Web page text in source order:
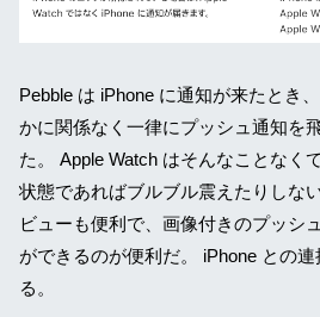
Pebble は iPhone に通知が来たとき
かに関係なく一律にプッシュ通知を
た。 Apple Watch はそんなことなく
状態であればブルブル震えたりしな
ビューも便利で、画像付きのプッシ
ができるのが便利だ。 iPhone との
る。